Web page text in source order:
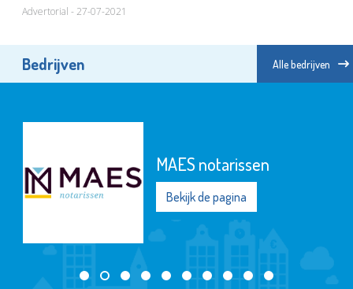
Advertorial - 27-07-2021
Bedrijven Alle bedrijven
MAES notarissen
Bekijk de pagina